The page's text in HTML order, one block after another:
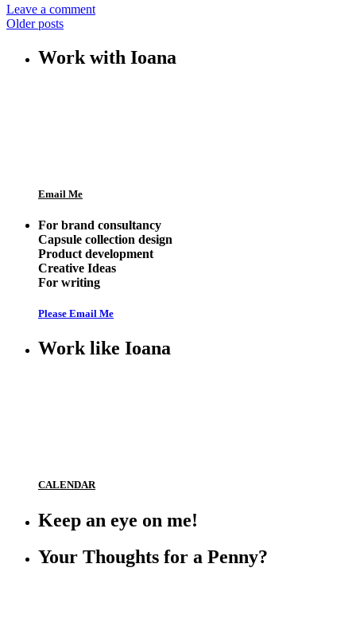
Leave a comment
Older posts
Work with Ioana
Email Me
For brand consultancy
Capsule collection design
Product development
Creative Ideas
For writing
Please Email Me
Work like Ioana
CALENDAR
Keep an eye on me!
Your Thoughts for a Penny?